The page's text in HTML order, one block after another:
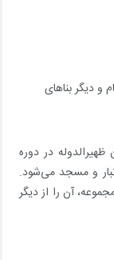
و دیگر بناهای
ظهیرالدوله در دوره
و مسجد می‌شود.
آن را از دیگر